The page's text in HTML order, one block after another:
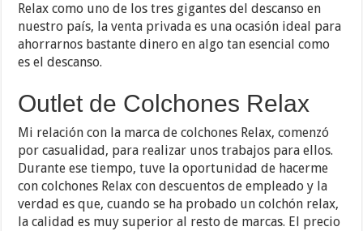
Relax como uno de los tres gigantes del descanso en
nuestro país, la venta privada es una ocasión ideal para
ahorrarnos bastante dinero en algo tan esencial como
es el descanso.
Outlet de Colchones Relax
Mi relación con la marca de colchones Relax, comenzó
por casualidad, para realizar unos trabajos para ellos.
Durante ese tiempo, tuve la oportunidad de hacerme
con colchones Relax con descuentos de empleado y la
verdad es que, cuando se ha probado un colchón relax,
la calidad es muy superior al resto de marcas. El precio